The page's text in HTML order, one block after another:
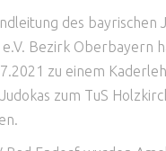
des bayrischen
Bezirk Oberbayern
zu einem
zum TuS